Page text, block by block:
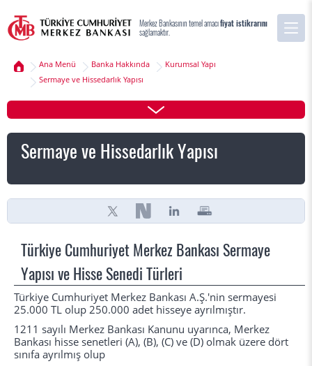
Merkez Bankasının temel amacıfiyat istikrarını
sağlamaktır.
Ana Menü Banka Hakkında
Kurumsal Yapı
Sermaye ve Hissedarlık Yapısı
Sermaye ve Hissedarlık Yapısı
Türkiye Cumhuriyet Merkez Bankası Sermaye
Yapısı ve Hisse Senedi Türleri
Türkiye Cumhuriyet Merkez Bankası A.Ş.'nin sermayesi
25.000 TL olup 250.000 adet hisseye ayrılmıştır.
1211 sayılı Merkez Bankası Kanunu uyarınca, Merkez
Bankası hisse senetleri (A), (B), (C) ve (D) olmak üzere dört
sınıfa ayrılmış olup